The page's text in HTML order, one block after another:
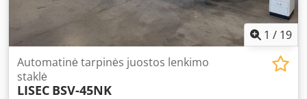
1 / 19
Automatinė tarpinės juostos lenkimo
staklė
LISEC BSV-45NK